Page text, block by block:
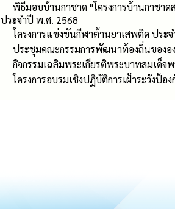
พิธีมอบบ้านกาชาด "โครงการบ้านกาชา
ประจำปี พ.ศ. 2568
โครงการแข่งขันกีฬาต้านยาเสพติด ประ
ประชุมคณะกรรมการพัฒนาท้องถิ่นของอ
กิจกรรมเฉลิมพระเกียรติพระบาทสมเด็
โครงการอบรมเชิงปฏิบัติการเฝ้าระวังป้